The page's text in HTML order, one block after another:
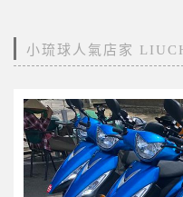
小琉球人氣店家